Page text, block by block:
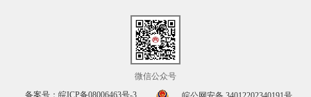
微信公众号
备案号：皖ICP备08006463号-3